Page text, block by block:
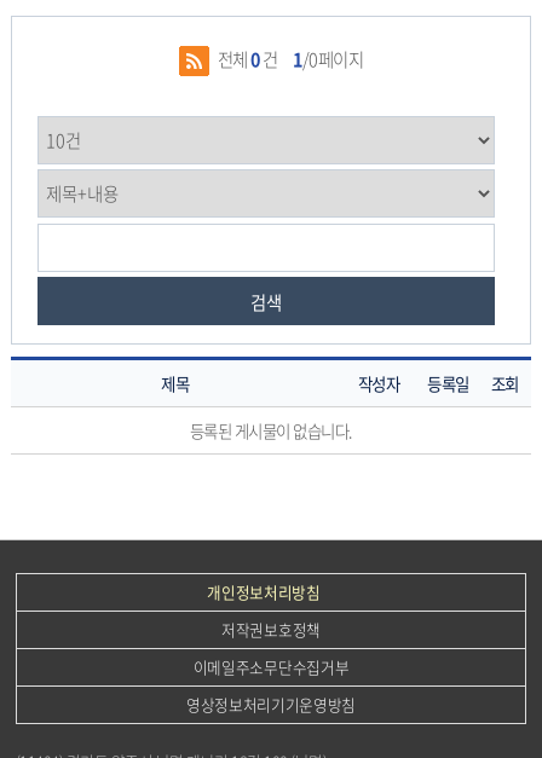
전체0건 1/0페이지
검색
고
게
시
호,
제목 작성자 등록일
조회
등록된 게시물이 없습니다.
개인정보처리방침
저작권보호정책
이메일주소무단수집거부
영상정보처리기기운영방침